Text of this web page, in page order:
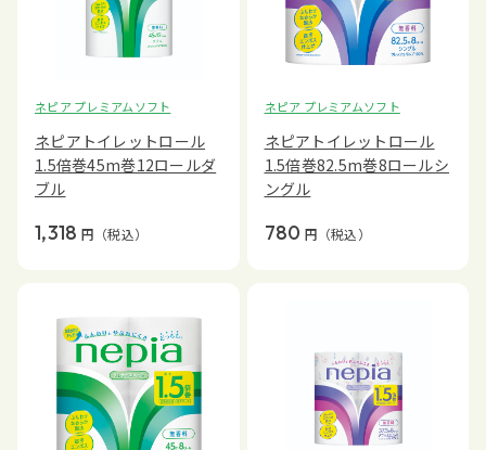
ネピア プレミアムソフト
ネピアトイレットロール
1.5倍巻45m巻12ロールダ
ブル
1,318 円 （税込）
ネピア プレミアムソフト
ネピアトイレットロール
1.5倍巻82.5m巻8ロールシ
ングル
780 円 （税込）